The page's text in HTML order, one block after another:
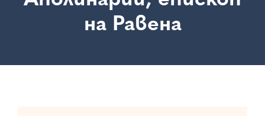
на Равена